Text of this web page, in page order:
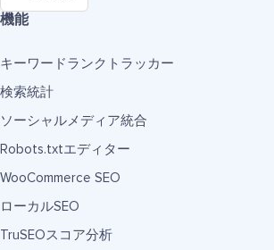
機能
キーワードランクトラッカー
検索統計
ソーシャルメディア統合
Robots.txtエディター
WooCommerce SEO
ローカルSEO
TruSEOスコア分析